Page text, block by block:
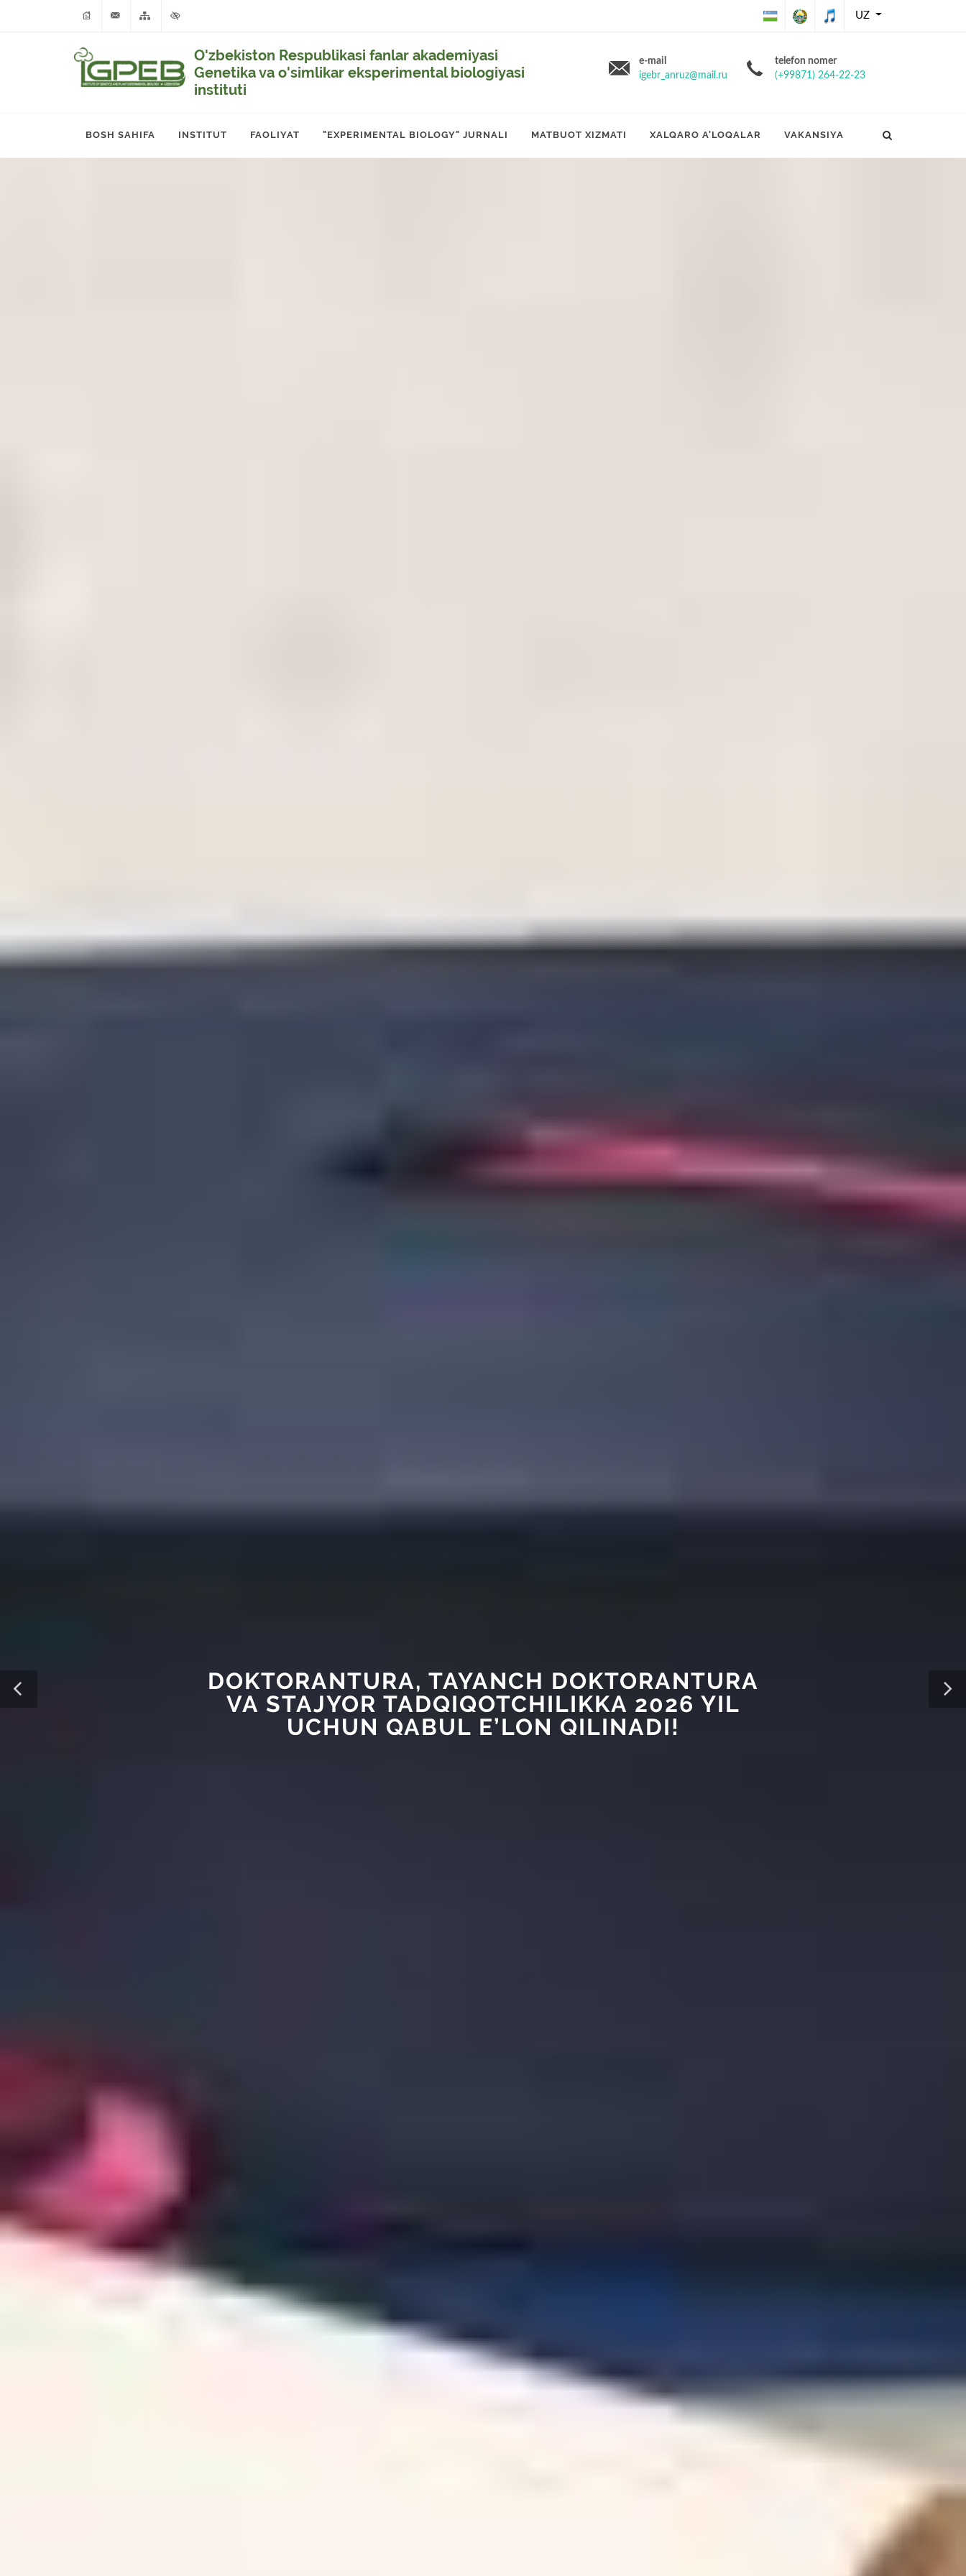
Respublikasining
RespublikasiRespublikasi
UZ
O'zbekiston Respublikasi fanlar akademiyasi
Genetika va o'simlikar eksperimental biologiyasi
instituti
e-mail
igebr_anruz@mail.ru
telefon nomer
(+99871) 264-22-23
BOSH SAHIFA INSTITUT FAOLIYAT "EXPERIMENTAL BIOLOGY" JURNALI MATBUOT XIZMATI XALQARO A'LOQALAR VAKANSIYA
DOKTORANTURA, TAYANCH DOKTORANTURA
VA STAJYOR TADQIQOTCHILIKKA 2026 YIL
UCHUN QABUL E’LON QILINADI!